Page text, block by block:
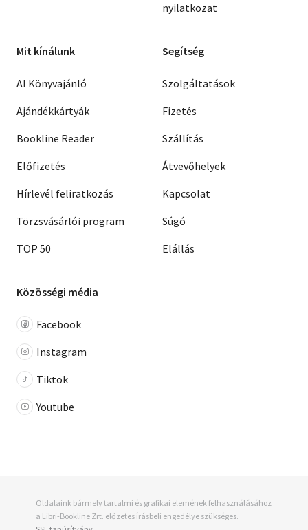
nyilatkozat
Mit kínálunk
AI Könyvajánló
Ajándékkártyák
Bookline Reader
Előfizetés
Hírlevél feliratkozás
Törzsvásárlói program
TOP 50
Segítség
Szolgáltatások
Fizetés
Szállítás
Átvevőhelyek
Kapcsolat
Súgó
Elállás
Közösségi média
Facebook
Instagram
Tiktok
Youtube
Oldalaink bármely tartalmi és grafikai elemének felhasználásához
a Libri-Bookline Zrt. előzetes írásbeli engedélye szükséges.